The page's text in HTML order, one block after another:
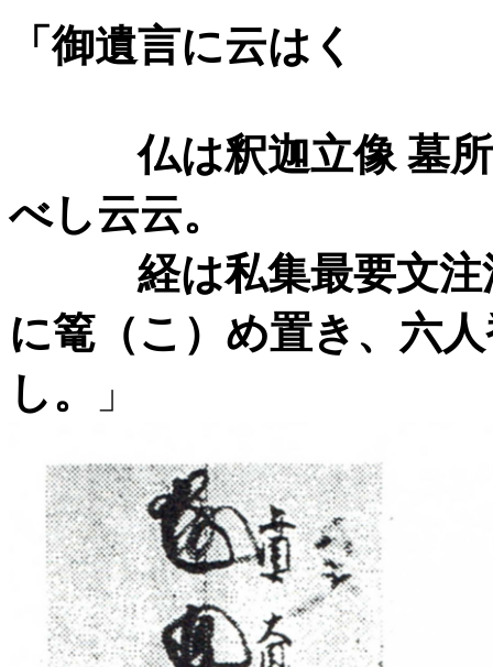
「御遺言に云はく
仏は釈迦立像 墓所
べし云云。
経は私集最要文注法
に篭（こ）め置き、六
し。
」